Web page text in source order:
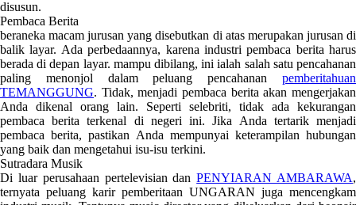
disusun.
Pembaca Berita
beraneka macam jurusan yang disebutkan di atas merupakan jurusan di
balik layar. Ada perbedaannya, karena industri pembaca berita harus
berada di depan layar. mampu dibilang, ini ialah salah satu pencahanan
paling menonjol dalam peluang pencahanan pemberitahuan
TEMANGGUNG. Tidak, menjadi pembaca berita akan mengerjakan
Anda dikenal orang lain. Seperti selebriti, tidak ada kekurangan
pembaca berita terkenal di negeri ini. Jika Anda tertarik menjadi
pembaca berita, pastikan Anda mempunyai keterampilan hubungan
yang baik dan mengetahui isu-isu terkini.
Sutradara Musik
Di luar perusahaan pertelevisian danPENYIARAN AMBARAWA,
ternyata peluang karir pemberitaan UNGARAN juga mencengkam